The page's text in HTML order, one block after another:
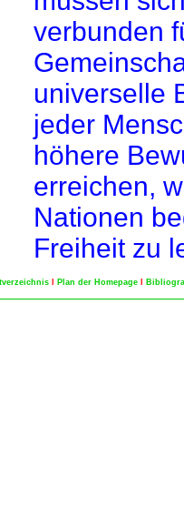
verbunden
universelle
jeder
höhere
erreichen,
Nationen
Freiheit zu
Plan der Homepage